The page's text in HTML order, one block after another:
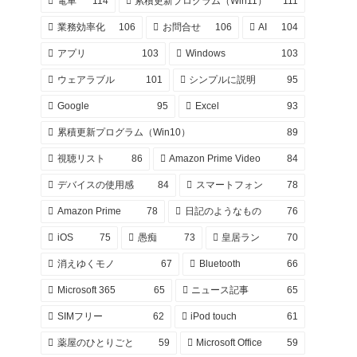
業務効率化 106 お問合せ 106 AI 104
アプリ 103 Windows 103
ウェアラブル 101 シンプルに説明 95
Google 95 Excel 93
累積更新プログラム（Win10） 89
視聴リスト 86 Amazon Prime Video 84
デバイスの使用感 84 スマートフォン 78
Amazon Prime 78 日記のようなもの 76
iOS 75 愚痴 73 皇居ラン 70
消えゆくモノ 67 Bluetooth 66
Microsoft 365 65 ニュース記事 65
SIMフリー 62 iPod touch 61
薬屋のひとりごと 59 Microsoft Office 59